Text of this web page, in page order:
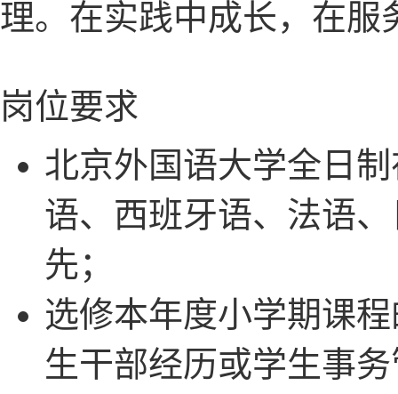
理。在实践中成长，在服
岗位要求
北京外国语大学全日
语、西班牙语、法语
先；
选修本年度小学期课
生干部经历或学生事